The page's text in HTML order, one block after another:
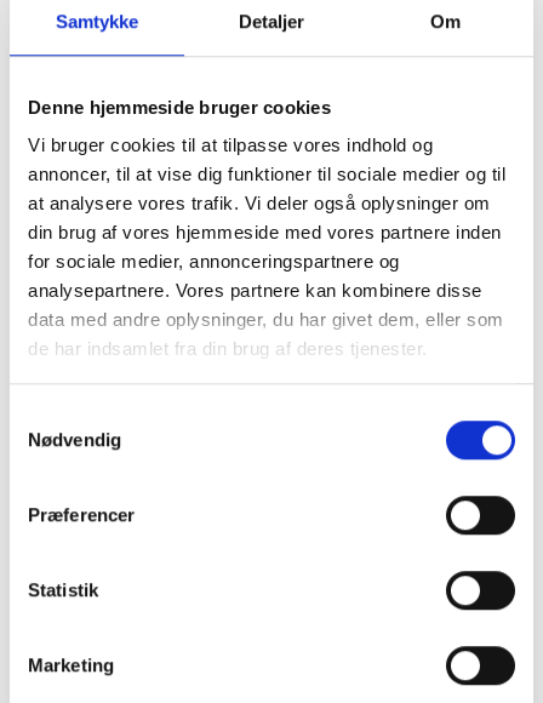
Samtykke Detaljer Om
Denne hjemmeside bruger cookies
Vi bruger cookies til at tilpasse vores indhold og
annoncer, til at vise dig funktioner til sociale medier og til
at analysere vores trafik. Vi deler også oplysninger om
din brug af vores hjemmeside med vores partnere inden
for sociale medier, annonceringspartnere og
analysepartnere. Vores partnere kan kombinere disse
data med andre oplysninger, du har givet dem, eller som
de har indsamlet fra din brug af deres tjenester.
Nødvendig
Præferencer
Statistik
Marketing
Billedgalleri
(Klik for stort billede)